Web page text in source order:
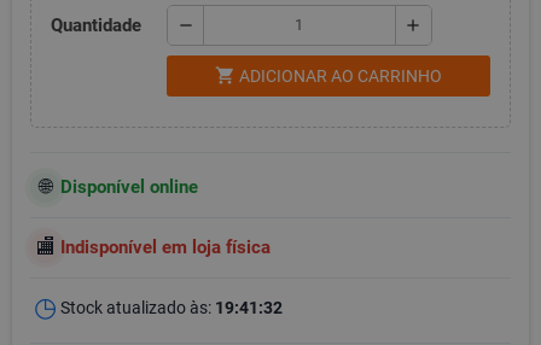
Quantidade remove add
shopping_cart ADICIONAR AO CARRINHO
Disponível online
Indisponível em loja física
Stock atualizado às: 19:41:32